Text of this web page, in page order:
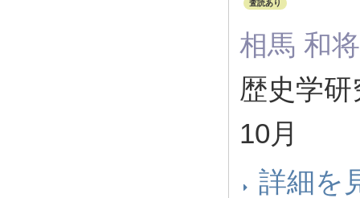
査読あり
相馬 和将
歴史学
10月
詳細を